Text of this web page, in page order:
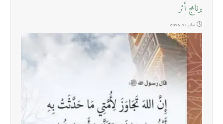
برنامج أثر
يناير 21, 2025